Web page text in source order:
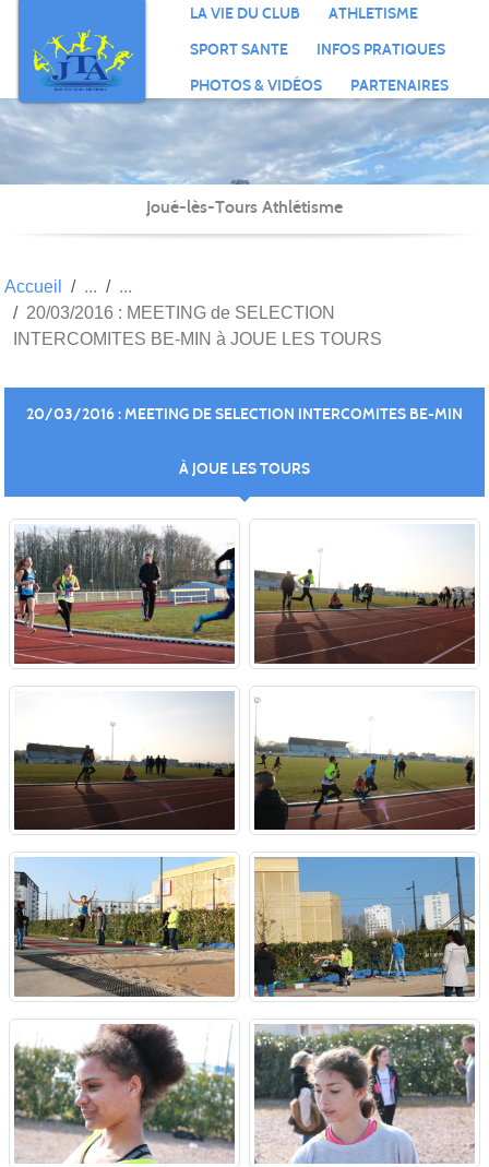
LA VIE DU CLUB
ATHLETISME
SPORT SANTE
INFOS PRATIQUES
PHOTOS & VIDÉOS
PARTENAIRES
Joué-lès-Tours Athlétisme
Accueil
20/03/2016 : MEETING de SELECTION
INTERCOMITES BE-MIN à JOUE LES TOURS
20/03/2016 : MEETING DE SELECTION INTERCOMITES BE-MIN
À JOUE LES TOURS
Panneau de gestion des cookies